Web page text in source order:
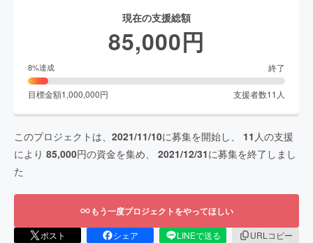
現在の支援総額
85,000円
8%達成 終了
目標金額1,000,000円 支援者数11 人
このプロジェクトは、 2021/11/10に募集を開始し、 11 人の支援
により 85,000円の資金を集め、 2021/12/31に募集を終了しまし
た
もう一度プロジェクトをやってほしい
ポスト シェア LINEで送る
URLコピー